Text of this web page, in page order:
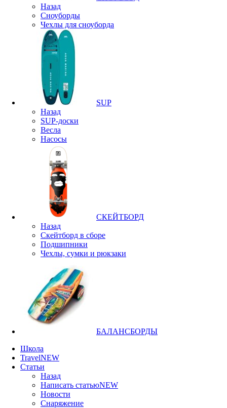
Назад
Сноуборды
Чехлы для сноуборда
SUP
Назад
SUP-доски
Весла
Насосы
СКЕЙТБОРД
Назад
Скейтборд в сборе
Подшипники
Чехлы, сумки и рюкзаки
БАЛАНСБОРДЫ
Школа
TravelNEW
Статьи
Назад
Написать статьюNEW
Новости
Снаряжение